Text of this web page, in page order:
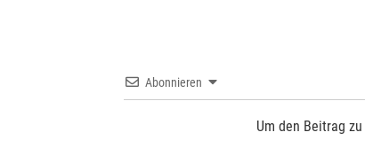
Abonnieren
Um den Beitrag